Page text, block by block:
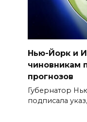
Нью-Йорк и
чиновникам
прогнозов
Губернатор
подписала